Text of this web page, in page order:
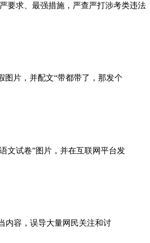
要求、最强措施，严查严打涉考类违法
图片，并配文“带都带了，那发个
文试卷”图片，并在互联网平台发
内容，误导大量网民关注和讨